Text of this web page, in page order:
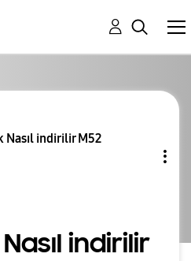
Nasıl indirilir M52
indirilir